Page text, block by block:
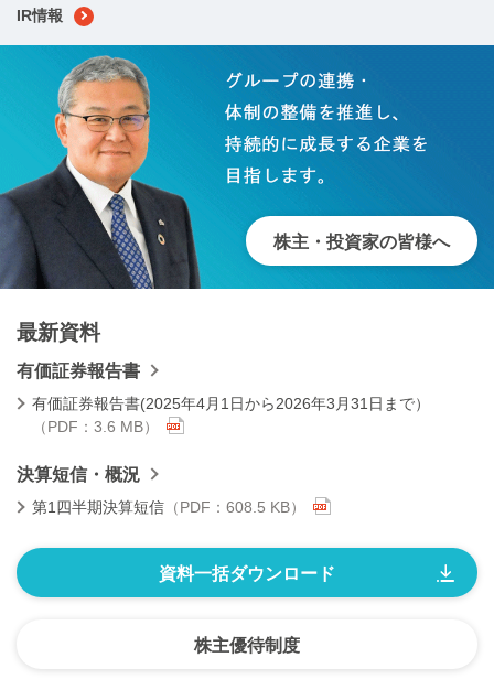
IR情報
株主・投資家の皆様へ
最新資料
有価証券報告書
有価証券報告書(2025年4月1日から2026年3月31日まで）
（PDF：3.6 MB）
決算短信・概況
第1四半期決算短信 （PDF：608.5 KB）
資料一括ダウンロード
株主優待制度